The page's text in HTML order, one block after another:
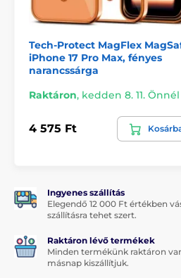
Tech-Protect MagFlex
iPhone 17 Pro Max, fényes
narancssárga
Raktáron, kedden 8. 11. Önnél
4 575 Ft
Ingyenes szállítás
Elegendő 12 000 Ft értékben
szállításra tehet szert.
Raktáron lévő termékek
Minden termékünk raktáron
másnap kiszállítjuk.